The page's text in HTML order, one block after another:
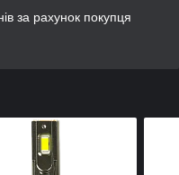
за рахунок покупця